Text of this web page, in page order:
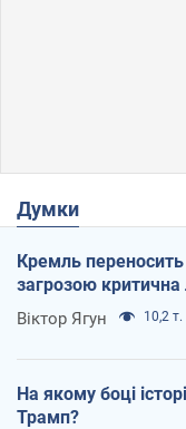
Думки
Кремль переносить
загрозою критична
Віктор Ягун 10,2 т.
На якому боці
Трамп?